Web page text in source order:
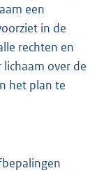
een
in de
rechten en
over de
het plan te